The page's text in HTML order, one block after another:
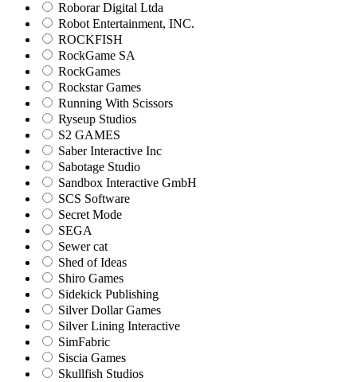
Roborar Digital Ltda
Robot Entertainment, INC.
ROCKFISH
RockGame SA
RockGames
Rockstar Games
Running With Scissors
Ryseup Studios
S2 GAMES
Saber Interactive Inc
Sabotage Studio
Sandbox Interactive GmbH
SCS Software
Secret Mode
SEGA
Sewer cat
Shed of Ideas
Shiro Games
Sidekick Publishing
Silver Dollar Games
Silver Lining Interactive
SimFabric
Siscia Games
Skullfish Studios